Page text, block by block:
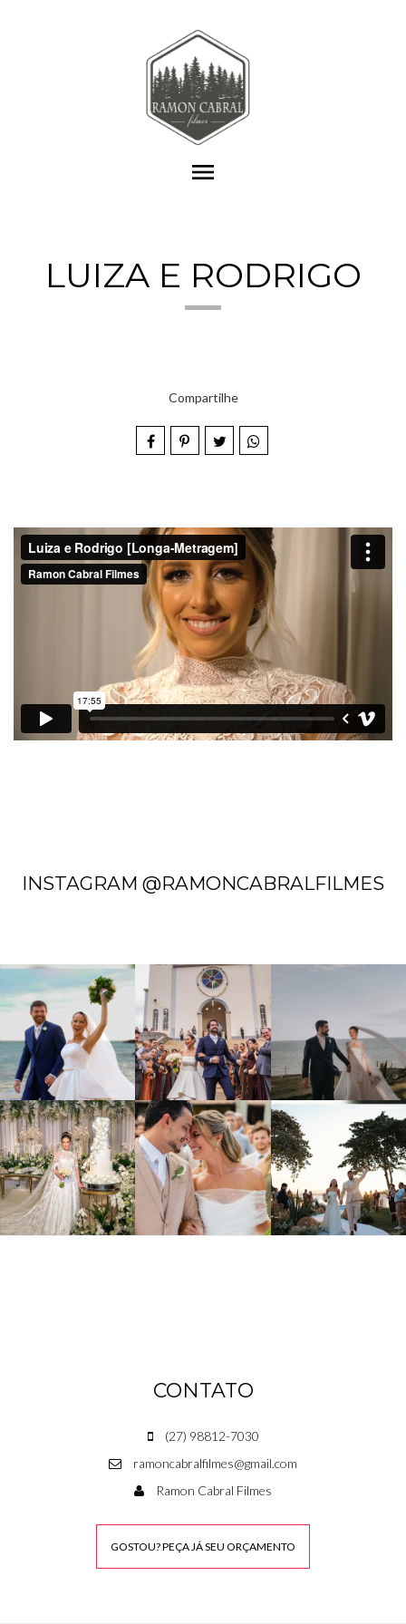
menu
LUIZA E RODRIGO
Compartilhe
INSTAGRAM @RAMONCABRALFILMES
CONTATO
(27) 98812-7030
ramoncabralfilmes@gmail.com
Ramon Cabral Filmes
GOSTOU? PEÇA JÁ SEU ORÇAMENTO